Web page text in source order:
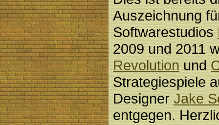
Auszeichnung
Softwarestudios
2009 und 2011
Revolutionund
Strategiespiele
DesignerJake
entgegen.